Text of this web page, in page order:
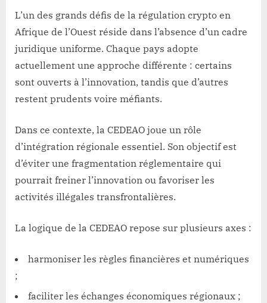
L’un des grands défis de la régulation crypto en
Afrique de l’Ouest réside dans l’absence d’un cadre
juridique uniforme. Chaque pays adopte
actuellement une approche différente : certains
sont ouverts à l’innovation, tandis que d’autres
restent prudents voire méfiants.
Dans ce contexte, la CEDEAO joue un rôle
d’intégration régionale essentiel. Son objectif est
d’éviter une fragmentation réglementaire qui
pourrait freiner l’innovation ou favoriser les
activités illégales transfrontalières.
La logique de la CEDEAO repose sur plusieurs axes :
harmoniser les règles financières et numériques
;
faciliter les échanges économiques régionaux ;